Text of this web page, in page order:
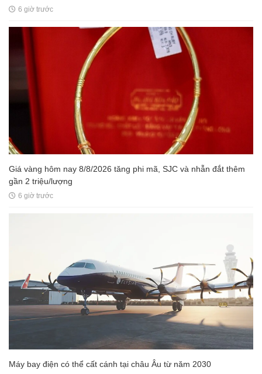
6 giờ trước
Giá vàng hôm nay 8/8/2026 tăng phi mã, SJC và nhẫn đắt thêm
gần 2 triệu/lượng
6 giờ trước
Máy bay điện có thể cất cánh tại châu Âu từ năm 2030